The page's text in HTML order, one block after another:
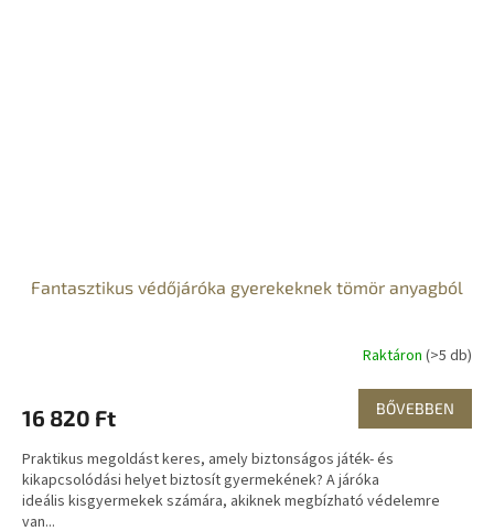
Fantasztikus védőjáróka gyerekeknek tömör anyagból
Raktáron (>5 db)
16 820 Ft BŐVEBBEN
Praktikus megoldást keres, amely biztonságos játék- és
kikapcsolódási helyet biztosít gyermekének? A járóka
ideális kisgyermekek számára, akiknek megbízható védelemre
van...